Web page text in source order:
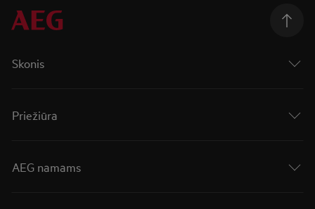
Skonis
Priežiūra
AEG namams